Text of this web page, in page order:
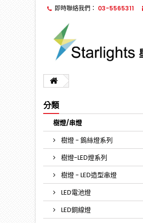
即時聯絡我們： 03-5565311
分類
樹燈/串燈
樹燈 - 鎢絲燈系列
樹燈-LED燈系列
樹燈 - LED造型串燈
LED電池燈
LED銅線燈